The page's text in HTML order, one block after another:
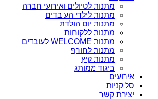
מתנות לטיולים ואירועי חברה
מתנות לילדי העובדים
מתנות יום הולדת
מתנות ללקוחות
מתנות WELCOME לעובדים
מתנות לחורף
מתנות קיץ
ביגוד ממותג
אירועים
סל קניות
יצירת קשר